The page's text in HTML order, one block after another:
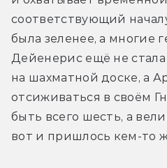
соответствующий
была зеленее, а многие
Дейенерис ещё не
на шахматной доске, а
отсиживаться в своём
быть всего шесть, а
вот и пришлось кем-то